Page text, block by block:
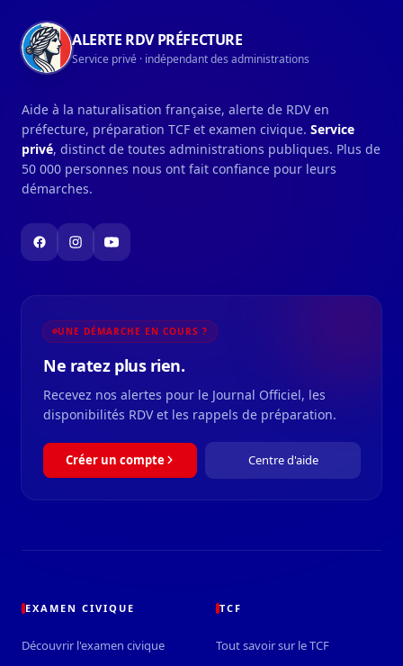
ALERTE RDV PRÉFECTURE
Service privé · indépendant des administrations
Aide à la naturalisation française, alerte de RDV en
préfecture, préparation TCF et examen civique. Service
privé, distinct de toutes administrations publiques. Plus de
50 000 personnes nous ont fait confiance pour leurs
démarches.
UNE DÉMARCHE EN COURS ?
Ne ratez plus rien.
Recevez nos alertes pour le Journal Officiel, les
disponibilités RDV et les rappels de préparation.
Créer un compte Centre d'aide
EXAMEN CIVIQUE
Découvrir l'examen civique
TCF
Tout savoir sur le TCF